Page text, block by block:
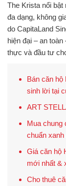
The Krista nổi bật
đa dạng, không
do CapitaLand
hiện đại – an
thực và đầu tư
Bán căn hộ
sinh lời tại
ART
Mua chung
chuẩn xanh
Giá căn hộ
mới nhất &
Cho thuê